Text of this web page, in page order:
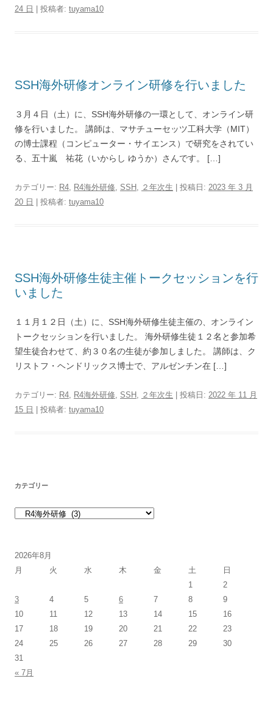
24 日
投稿者: tuyama10
SSH海外研修オンライン研修を行いました
３月４日（土）に、SSH海外研修の一環として、オンライン研
修を行いました。 講師は、マサチューセッツ工科大学（MIT）
の博士課程（コンピューター・サイエンス）で研究をされてい
る、五十嵐 祐花（いからし ゆうか）さんです。 […]
カテゴリー: R4, R4海外研修, SSH , ２年次生 | 投稿日: 2023 年 3 月
20 日
投稿者: tuyama10
SSH海外研修生徒主催トークセッションを行
いました
１１月１２日（土）に、SSH海外研修生徒主催の、オンライン
トークセッションを行いました。 海外研修生徒１２名と参加希
望生徒合わせて、約３０名の生徒が参加しました。 講師は、ク
リストフ・ヘンドリックス博士で、アルゼンチン在 […]
カテゴリー: R4, R4海外研修, SSH , ２年次生 | 投稿日: 2022 年 11 月
15 日
投稿者: tuyama10
カテゴリー
カテゴリー
2026年8月
月
火 水 木 金 土 日
« 7月
1
2
3
4 5 6 7 8
9
10
11 12 13 14 15
16
17
18 19 20 21 22
23
24
25 26 27 28 29
30
31